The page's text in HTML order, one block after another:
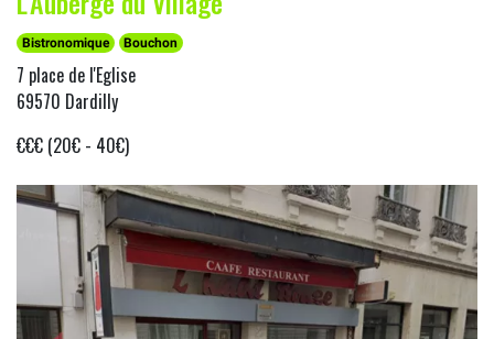
Bistronomique Bouchon
7 place de l'Eglise
69570 Dardilly
€€€ (20€ - 40€)